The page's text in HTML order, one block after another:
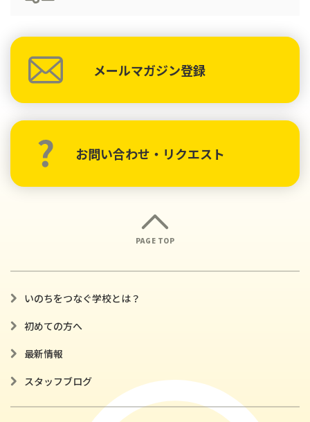
メールマガジン登録
お問い合わせ・リクエスト
PAGE TOP
いのちをつなぐ学校とは？
初めての方へ
最新情報
スタッフブログ